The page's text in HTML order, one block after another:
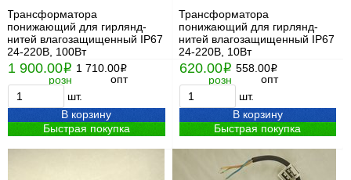
Трансформатора
понижающий для гирлянд-
нитей влагозащищенный IP67
24-220В, 100Вт
1 900.00i
розн
1 710.00i
опт
шт.
В корзину
Быстрая покупка
Трансформатора
понижающий для гирлянд-
нитей влагозащищенный IP67
24-220В, 10Вт
620.00i
розн
558.00i
опт
шт.
В корзину
Быстрая покупка